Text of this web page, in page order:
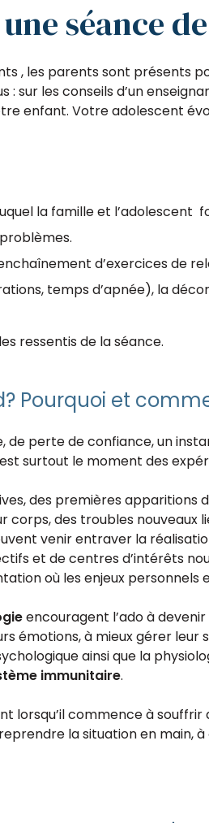
séance
, les parents sont présents
: sur les conseils d’un
enfant. Votre adolescent
la famille et
d’exercices de
temps d’apnée), la
ressentis de la séance.
Pourquoi et
de perte de confiance, un
est surtout le moment des
des premières apparitions
des troubles nouveaux
venir entraver la
et de centres d’intérêts
où les enjeux
encouragent l’ado à
émotions, à mieux gérer
ainsi que la
immunitaire.
lorsqu’il commence à
la situation en main,